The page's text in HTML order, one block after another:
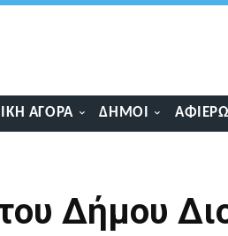
ΑΓΟΡΆ ΔΉΜΟΙ
Δήμου